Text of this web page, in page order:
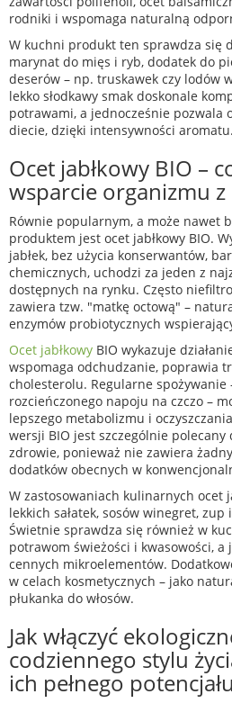
rodniki i wspomaga naturalną
W kuchni produkt ten sprawdza się
marynat do mięs i ryb, dodatek do
deserów – np. truskawek czy lodów
lekko słodkawy smak doskonale
potrawami, a jednocześnie pozwala
diecie, dzięki intensywności aromatu.
Ocet jabłkowy BIO –
wsparcie organizmu
Równie popularnym, a może nawet
produktem jest ocet jabłkowy BIO.
jabłek, bez użycia konserwantów,
chemicznych, uchodzi za jeden z
dostępnych na rynku. Często
zawiera tzw. "matkę octową" –
enzymów probiotycznych
Ocet jabłkowy BIO wykazuje
wspomaga odchudzanie, poprawia
cholesterolu. Regularne spożywanie
rozcieńczonego napoju na czczo –
lepszego metabolizmu i
wersji BIO jest szczególnie polecany
zdrowie, ponieważ nie zawiera
dodatków obecnych w
W zastosowaniach kulinarnych ocet
lekkich sałatek, sosów winegret,
Świetnie sprawdza się również w
potrawom świeżości i kwasowości,
cennych mikroelementów.
w celach kosmetycznych – jako
płukanka do włosów.
Jak włączyć
codziennego stylu
ich pełnego